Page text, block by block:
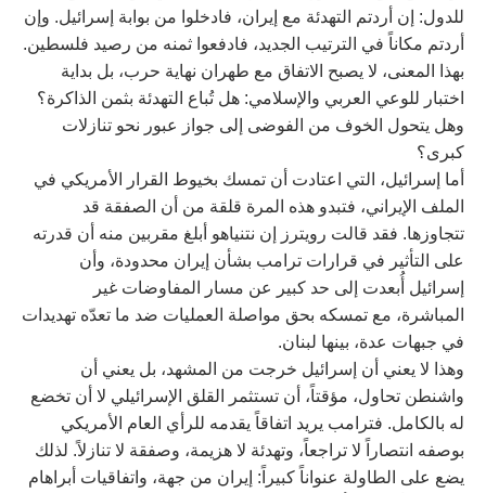
للدول: إن أردتم التهدئة مع إيران، فادخلوا من بوابة إسرائيل. وإن
أردتم مكاناً في الترتيب الجديد، فادفعوا ثمنه من رصيد فلسطين.
بهذا المعنى، لا يصبح الاتفاق مع طهران نهاية حرب، بل بداية
اختبار للوعي العربي والإسلامي: هل تُباع التهدئة بثمن الذاكرة؟
وهل يتحول الخوف من الفوضى إلى جواز عبور نحو تنازلات
كبرى؟
أما إسرائيل، التي اعتادت أن تمسك بخيوط القرار الأمريكي في
الملف الإيراني، فتبدو هذه المرة قلقة من أن الصفقة قد
تتجاوزها. فقد قالت رويترز إن نتنياهو أبلغ مقربين منه أن قدرته
على التأثير في قرارات ترامب بشأن إيران محدودة، وأن
إسرائيل أُبعدت إلى حد كبير عن مسار المفاوضات غير
المباشرة، مع تمسكه بحق مواصلة العمليات ضد ما تعدّه تهديدات
في جبهات عدة، بينها لبنان.
وهذا لا يعني أن إسرائيل خرجت من المشهد، بل يعني أن
واشنطن تحاول، مؤقتاً، أن تستثمر القلق الإسرائيلي لا أن تخضع
له بالكامل. فترامب يريد اتفاقاً يقدمه للرأي العام الأمريكي
بوصفه انتصاراً لا تراجعاً، وتهدئة لا هزيمة، وصفقة لا تنازلاً. لذلك
يضع على الطاولة عنواناً كبيراً: إيران من جهة، واتفاقيات أبراهام